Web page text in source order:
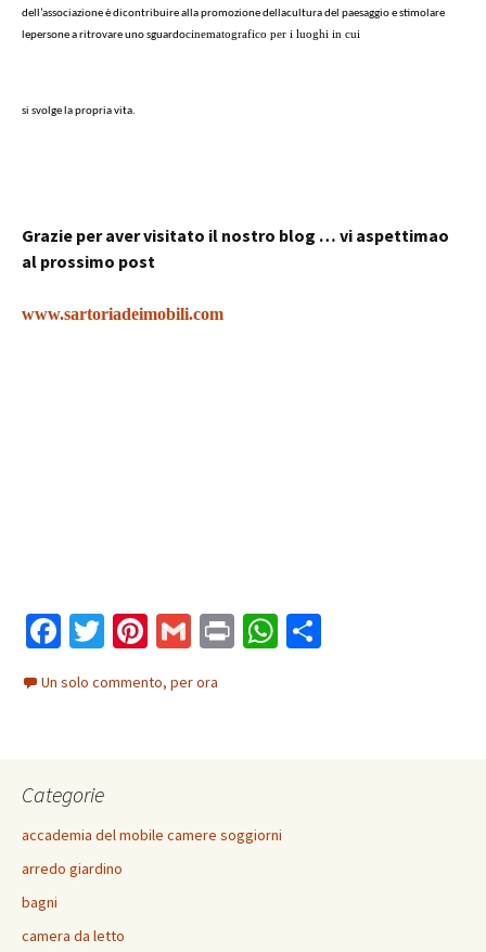
dell’associazione è dicontribuire alla promozione dellacultura del paesaggio e stimolare
lepersone a ritrovare uno sguardocinematografico per i luoghi in cui
si svolge la propria vita.
Grazie per aver visitato il nostro blog … vi aspettimao
al prossimo post
www.sartoriadeimobili.com
Fa
ce
b
k
T
tt
Pi
nt
er
G
ai
Pr W
Un solo commento, per ora
Categorie
accademia del mobile camere soggiorni
arredo giardino
bagni
camera da letto